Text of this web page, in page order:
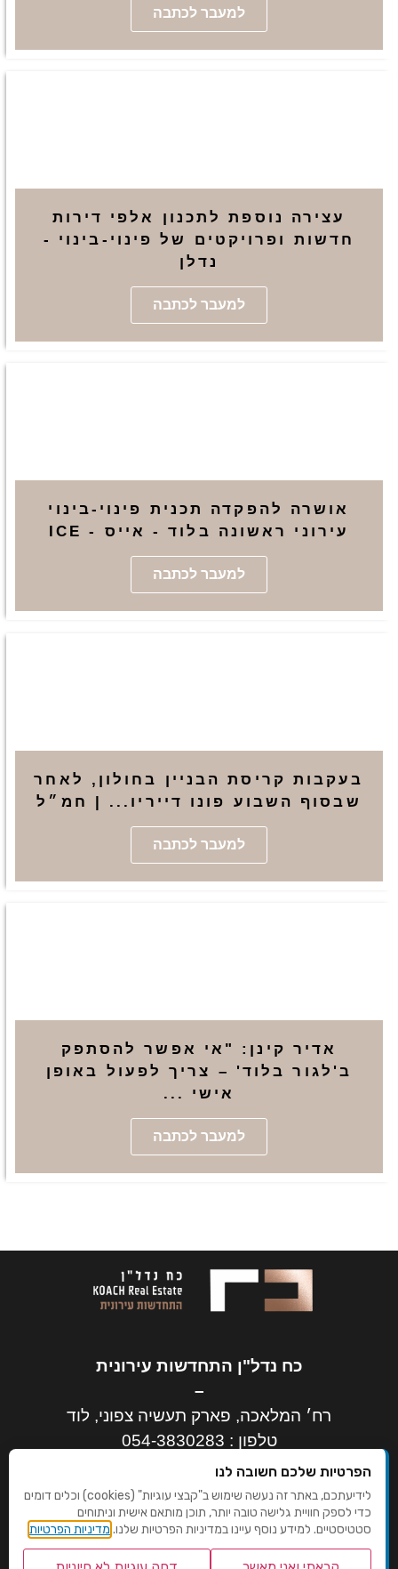
למעבר לכתבה
עצירה נוספת לתכנון אלפי דירות
חדשות ופרויקטים של פינוי-בינוי -
נדלן
למעבר לכתבה
אושרה להפקדה תכנית פינוי-בינוי
עירוני ראשונה בלוד - אייס - ICE
למעבר לכתבה
אדיר קינן: "אי אפשר להסתפק
ב'לגור בלוד' – צריך לפעול באופן
אישי ...
למעבר לכתבה
בעקבות קריסת הבניין בחולון, לאחר
שבסוף השבוע פונו דייריו... | חמ״ל
למעבר לכתבה
כח נדל"ן התחדשות עירונית
–
רח׳ המלאכה, פארק תעשיה צפוני, לוד
טלפון : 054-3830283
דוא"ל :nadlan@koach-ins.co.ilהפרטיות שלכם חשובה לנו
לידיעתכם, באתר זה נעשה שימוש ב"קבצי עוגיות" (cookies) וכלים דומים
כדי לספק חוויית גלישה טובה יותר, תוכן מותאם אישית וניתוחים
סטטיסטיים. למידע נוסף עיינו במדיניות הפרטיות שלנו. מדיניות הפרטיות